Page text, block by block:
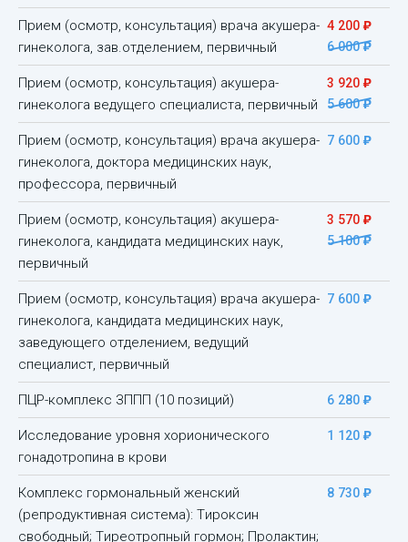
Прием (осмотр, консультация) врача акушера-
гинеколога, зав.отделением, первичный
4 200)
6 000)
Прием (осмотр, консультация) акушера-
гинеколога ведущего специалиста, первичный
3 920)
5 600)
Прием (осмотр, консультация) врача акушера-
гинеколога, доктора медицинских наук,
профессора, первичный
7 600)
Прием (осмотр, консультация) акушера-
гинеколога, кандидата медицинских наук,
первичный
3 570)
5 100)
Прием (осмотр, консультация) врача акушера-
гинеколога, кандидата медицинских наук,
заведующего отделением, ведущий
специалист, первичный
7 600)
ПЦР-комплекс ЗППП (10 позиций) 6 280)
Исследование уровня хорионического
гонадотропина в крови
1 120)
Комплекс гормональный женский
(репродуктивная система): Тироксин
свободный; Тиреотропный гормон; Пролактин;
8 730)